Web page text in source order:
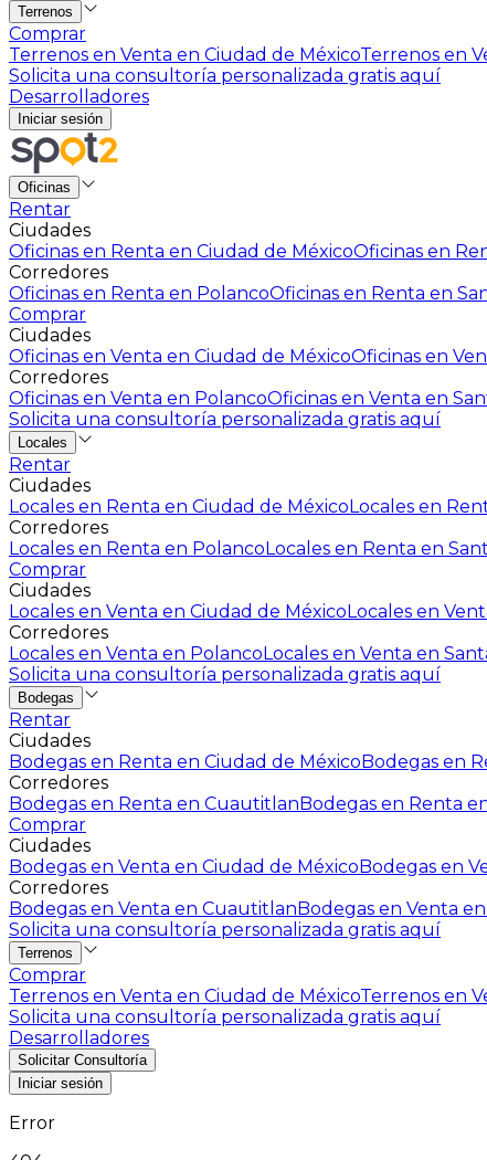
Terrenos
Comprar
Terrenos en Venta en Ciudad de MéxicoTerrenos en
Solicita una consultoría personalizada gratis aquí
Desarrolladores
Iniciar sesión
Oficinas
Rentar
Ciudades
Oficinas en Renta en Ciudad de MéxicoOficinas en
Corredores
Oficinas en Renta en PolancoOficinas en Renta en
Comprar
Ciudades
Oficinas en Venta en Ciudad de MéxicoOficinas en
Corredores
Oficinas en Venta en PolancoOficinas en Venta en
Solicita una consultoría personalizada gratis aquí
Locales
Rentar
Ciudades
Locales en Renta en Ciudad de MéxicoLocales en
Corredores
Locales en Renta en PolancoLocales en Renta en
Comprar
Ciudades
Locales en Venta en Ciudad de MéxicoLocales en
Corredores
Locales en Venta en PolancoLocales en Venta en
Solicita una consultoría personalizada gratis aquí
Bodegas
Rentar
Ciudades
Bodegas en Renta en Ciudad de MéxicoBodegas en
Corredores
Bodegas en Renta en CuautitlanBodegas en Renta
Comprar
Ciudades
Bodegas en Venta en Ciudad de MéxicoBodegas en
Corredores
Bodegas en Venta en CuautitlanBodegas en Venta
Solicita una consultoría personalizada gratis aquí
Terrenos
Comprar
Terrenos en Venta en Ciudad de MéxicoTerrenos en
Solicita una consultoría personalizada gratis aquí
Desarrolladores
Solicitar Consultoría
Iniciar sesión
Error